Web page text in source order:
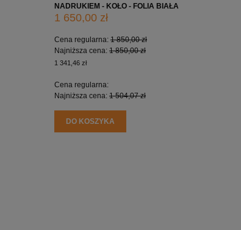
NADRUKIEM - KOŁO - FOLIA BIAŁA
1 650,00 zł
Cena regularna: 1 850,00 zł
Najniższa cena: 1 850,00 zł
1 341,46 zł
Cena regularna:
Najniższa cena: 1 504,07 zł
DO KOSZYKA